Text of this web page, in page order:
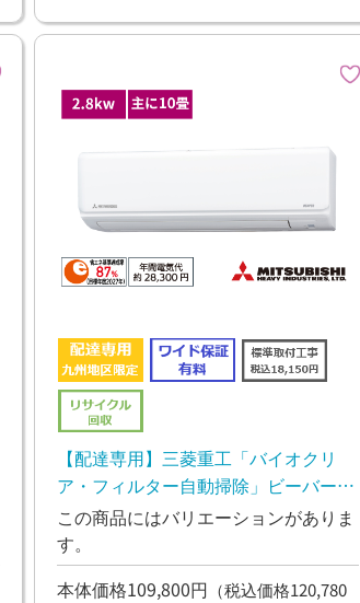
【配達専用】三菱重工「バイオクリ
ア・フィルター自動掃除」ビーバーエ
アコン Rシリーズ 2.8kw
この商品にはバリエーションがありま
す。
本体価格109,800円 （税込価格120,780